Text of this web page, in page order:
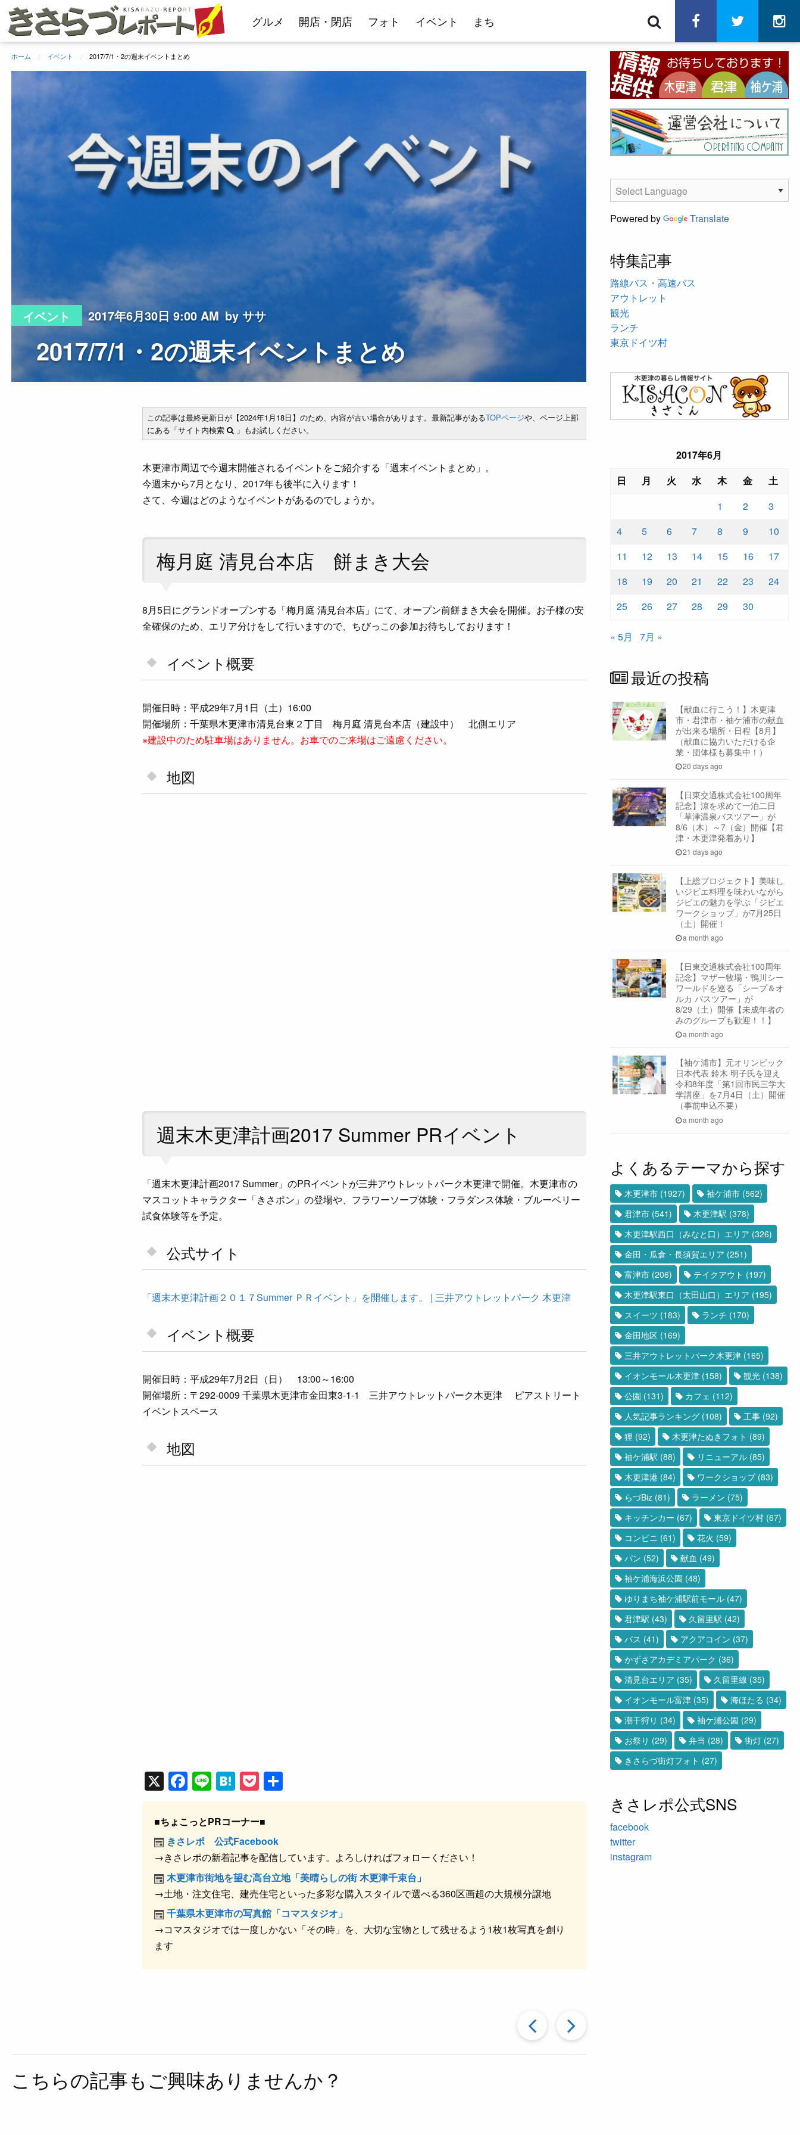
テ
グルメ 開店・閉店 フォト イベント まち facebooktwitter
ホーム イベント 2017/7/1・2の週末イベントまとめ
イベント 2017年6月30日 9:00 AM by ササ
2017/7/1・2の週末イベントまとめ
この記事は最終更新日が【2024年1月18日】のため、内容が古い場合があります。最新記事があるTOPページや、ページ上部
にある「サイト内検索
」もお試しください。
木更津市周辺で今週末開催されるイベントをご紹介する「週末イベントまとめ」。
今週末から7月となり、2017年も後半に入ります！
さて、今週はどのようなイベントがあるのでしょうか。
梅月庭 清見台本店 餅まき大会
8月5日にグランドオープンする「梅月庭 清見台本店」にて、オープン前餅まき大会を開催。お子様の安
全確保のため、エリア分けをして行いますので、ちびっこの参加お待ちしております！
イベント概要
開催日時：平成29年7月1日（土）16:00
開催場所：千葉県木更津市清見台東２丁目 梅月庭 清見台本店（建設中） 北側エリア
※建設中のため駐車場はありません。お車でのご来場はご遠慮ください。
地図
週末木更津計画2017 Summer PRイベント
「週末木更津計画2017 Summer」のPRイベントが三井アウトレットパーク木更津で開催。木更津市の
マスコットキャラクター「きさポン」の登場や、フラワーソープ体験・フラダンス体験・ブルーベリー
試食体験等を予定。
公式サイト
「週末木更津計画２０１７Summer ＰＲイベント」を開催します。 | 三井アウトレットパーク 木更津
イベント概要
開催日時：平成29年7月2日（日） 13:00～16:00
開催場所：〒292-0009 千葉県木更津市金田東3-1-1 三井アウトレットパーク木更津 ピアストリート
イベントスペース
地図
X F
a
c
e
b
o
o
k
Li
n
e
H
at
e
n
a
P
o
ck
et
有
■ちょこっとPRコーナー■
きさレポ 公式Facebook
→きさレポの新着記事を配信しています。よろしければフォローください！
木更津市街地を望む高台立地「美晴らしの街 木更津千束台」
→土地・注文住宅、建売住宅といった多彩な購入スタイルで選べる360区画超の大規模分譲地
千葉県木更津市の写真館「コマスタジオ」
→コマスタジオでは一度しかない「その時」を、大切な宝物として残せるよう1枚1枚写真を創り
ます
過
去 の
こちらの記事もご興味ありませんか？
Powered by Translate
特集記事
路線バス・高速バス
アウトレット
観光
ランチ
東京ドイツ村
2017年6月
日
月 火 水 木 金
土
1
2
3
4
5 6 7 8 9
10
11
12 13 14 15 16
17
18
19 20 21 22 23
24
25
26 27 28 29 30
« 5月 7月 »
最近の投稿
【献血に行こう！】木更津
市・君津市・袖ケ浦市の献血
が出来る場所・日程【8月】
（献血に協力いただける企
業・団体様も募集中！）
20 days ago
【日東交通株式会社100周年
記念】涼を求めて一泊二日
「草津温泉バスツアー」が
8/6（木）～7（金）開催【君
津・木更津発着あり】
21 days ago
【上総プロジェクト】美味し
いジビエ料理を味わいながら
ジビエの魅力を学ぶ「ジビエ
ワークショップ」が7月25日
（土）開催！
a month ago
【日東交通株式会社100周年
記念】マザー牧場・鴨川シー
ワールドを巡る「シープ＆オ
ルカ バスツアー」が
8/29（土）開催【未成年者の
みのグループも歓迎！！】
a month ago
【袖ケ浦市】元オリンピック
日本代表 鈴木 明子氏を迎え
令和8年度「第1回市民三学大
学講座」を7月4日（土）開催
（事前申込不要）
a month ago
よくあるテーマから探す
木更津市(1927) 袖ケ浦市(562)
君津市(541) 木更津駅 (378)
木更津駅西口（みなと口）エリア (326)
金田・瓜倉・長須賀エリア (251)
富津市(206) テイクアウト (197)
木更津駅東口（太田山口）エリア (195)
スイーツ (183) ランチ (170)
金田地区(169)
三井アウトレットパーク木更津(165)
イオンモール木更津(158) 観光(138)
公園 (131) カフェ (112)
人気記事ランキング(108) 工事(92)
狸 (92) 木更津たぬきフォト (89)
袖ケ浦駅 (88) リニューアル(85)
木更津港(84) ワークショップ(83)
らづBiz(81) ラーメン (75)
キッチンカー (67) 東京ドイツ村(67)
コンビニ (61) 花火 (59)
パン (52) 献血 (49)
袖ケ浦海浜公園 (48)
ゆりまち袖ケ浦駅前モール(47)
君津駅 (43) 久留里駅 (42)
バス (41) アクアコイン (37)
かずさアカデミアパーク (36)
清見台エリア (35) 久留里線 (35)
イオンモール富津(35) 海ほたる (34)
潮干狩り (34) 袖ケ浦公園 (29)
お祭り (29) 弁当 (28) 街灯(27)
きさらづ街灯フォト (27)
きさレポ公式SNS
facebook
twitter
instagram